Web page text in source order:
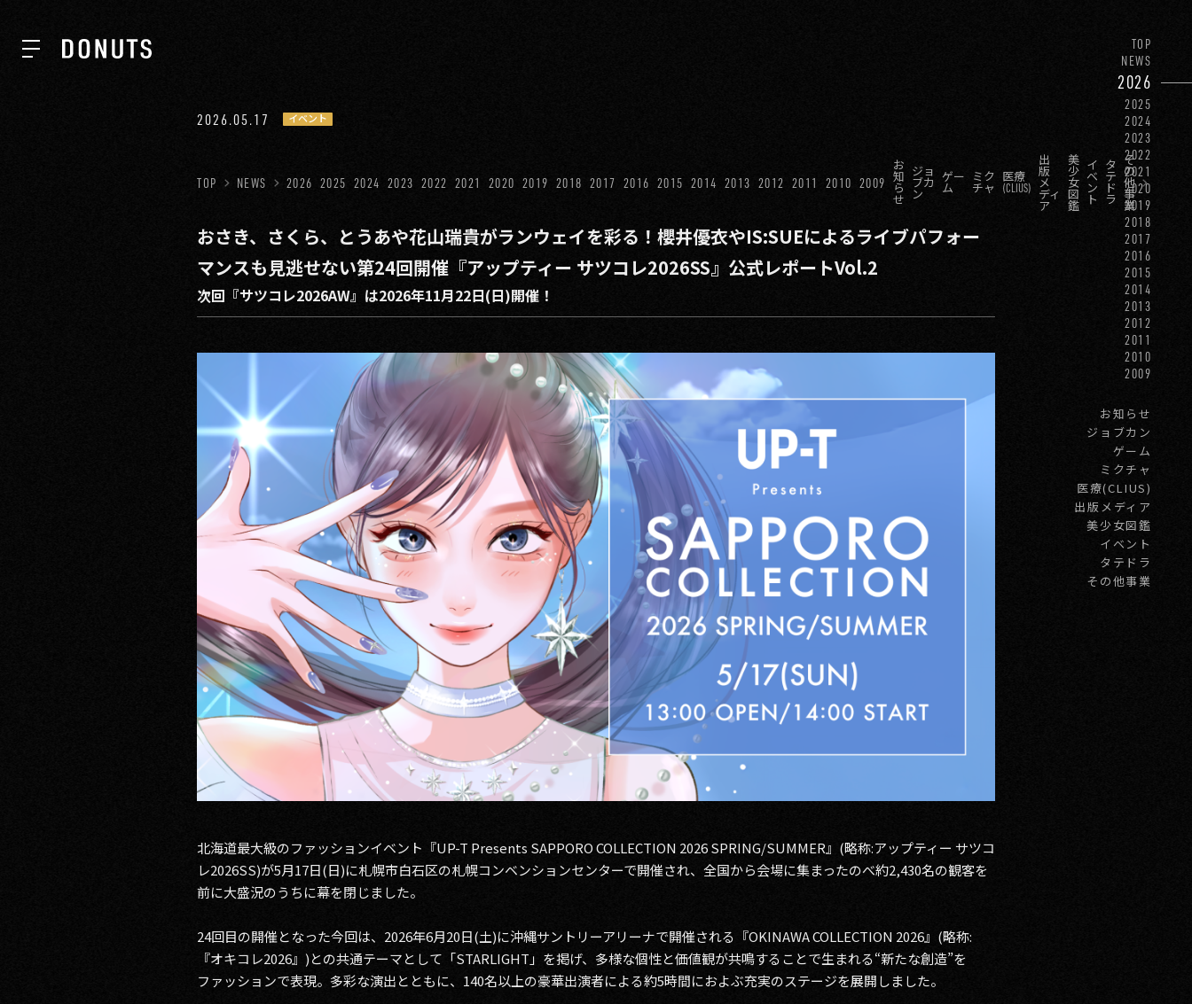
ABOUT
SERVICES
GROUP
RECRUIT
CONTACT
PRIVACY POLICY
TOP
NEWS
2026
2025
2024
2023
2022
2021
2020
2019
2018
2017
2016
2015
2014
2013
2012
2011
2010
2009
お知らせ
ジョブカン
ゲーム
ミクチャ
医療(CLIUS)
出版メディア
美少女図鑑
イベント
タテドラ
その他事業
2026.05.17 イベント
TOP NEWS 2026 2025 2024 2023 2022 2021 2020 2019 2018 2017 2016 2015 2014 2013 2012 2011 2010 2009
お
知
ら
せ
ジョ
ブカ
ン
ゲー
ム
ミク
チャ
医療
(CLIUS)
出
版
メ
ディ
ア
美
少
女
図
鑑
イ
ベ
ン
ト
タ
テ
ド
ラ
そ
の
他
事
業
おさき、さくら、とうあや花山瑞貴がランウェイを彩る！櫻井優衣やIS:SUEによるライブパフォー
マンスも見逃せない第24回開催『アップティー サツコレ2026SS』公式レポートVol.2
次回『サツコレ2026AW』は2026年11月22日(日)開催！
北海道最大級のファッションイベント『UP-T Presents SAPPORO COLLECTION 2026 SPRING/SUMMER』(略称:アップティー サツコ
レ2026SS)が5月17日(日)に札幌市白石区の札幌コンベンションセンターで開催され、全国から会場に集まったのべ約2,430名の観客を
前に大盛況のうちに幕を閉じました。
24回目の開催となった今回は、2026年6月20日(土)に沖縄サントリーアリーナで開催される『OKINAWA COLLECTION 2026』(略称:
『オキコレ2026』)との共通テーマとして「STARLIGHT」を掲げ、多様な個性と価値観が共鳴することで生まれる“新たな創造”を
ファッションで表現。多彩な演出とともに、140名以上の豪華出演者による約5時間におよぶ充実のステージを展開しました。